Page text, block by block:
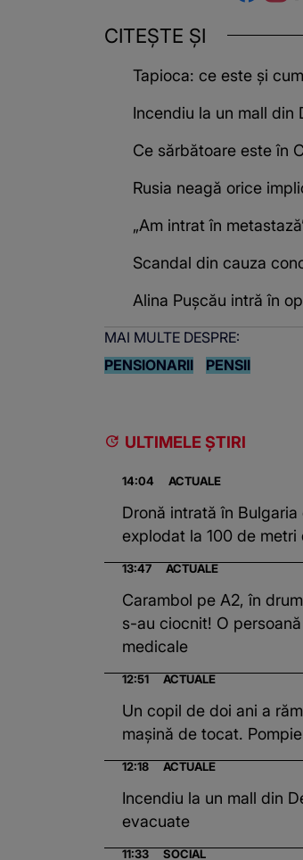
CITEȘTE ȘI
Tapioca: ce este și
Incendiu la un mall
Ce sărbătoare este în
Rusia neagă orice
„Am intrat în
Scandal din cauza
Alina Pușcău intră în
MAI MULTE DESPRE:
PENSIONARII
PENSII
ULTIMELE ȘTIRI
14:04 ACTUALE
Dronă intrată în
explodat la 100 de metri
13:47 ACTUALE
Carambol pe A2, în
s-au ciocnit! O
medicale
12:51 ACTUALE
Un copil de doi ani a
mașină de tocat.
12:18 ACTUALE
Incendiu la un mall din
evacuate
11:33 SOCIAL